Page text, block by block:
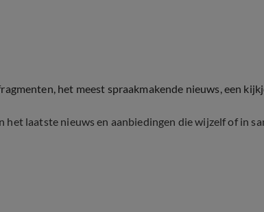
het meest spraakmakende nieuws, een
laatste nieuws en aanbiedingen die wijzelf of in